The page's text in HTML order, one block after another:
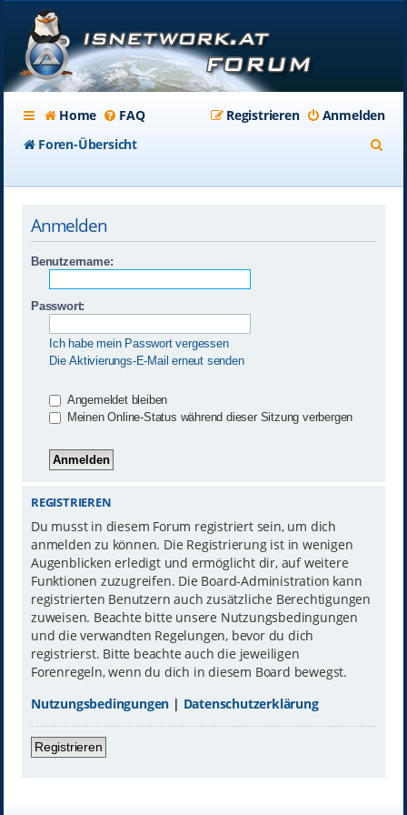
Home FAQ Anmelden
Registrieren
Foren-Übersicht
Anmelden
Benutzername:
Passwort:
Ich habe mein Passwort vergessen
Die Aktivierungs-E-Mail erneut senden
Angemeldet bleiben
Meinen Online-Status während dieser Sitzung verbergen
REGISTRIEREN
Du musst in diesem Forum registriert sein, um dich
anmelden zu können. Die Registrierung ist in wenigen
Augenblicken erledigt und ermöglicht dir, auf weitere
Funktionen zuzugreifen. Die Board-Administration kann
registrierten Benutzern auch zusätzliche Berechtigungen
zuweisen. Beachte bitte unsere Nutzungsbedingungen
und die verwandten Regelungen, bevor du dich
registrierst. Bitte beachte auch die jeweiligen
Forenregeln, wenn du dich in diesem Board bewegst.
Nutzungsbedingungen | Datenschutzerklärung
Registrieren